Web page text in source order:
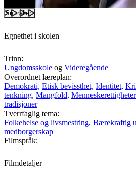
Se trailer
Egnethet i skolen
Trinn:
Ungdomsskole og Videregående
Overordnet læreplan:
Demokrati, Etisk bevissthet, Identitet,
tenkning, Mangfold, Menneskerettigheter
tradisjoner
Tverrfaglig tema:
Folkehelse og livsmestring, Bærekraftig
medborgerskap
Filmspråk:
Filmdetaljer